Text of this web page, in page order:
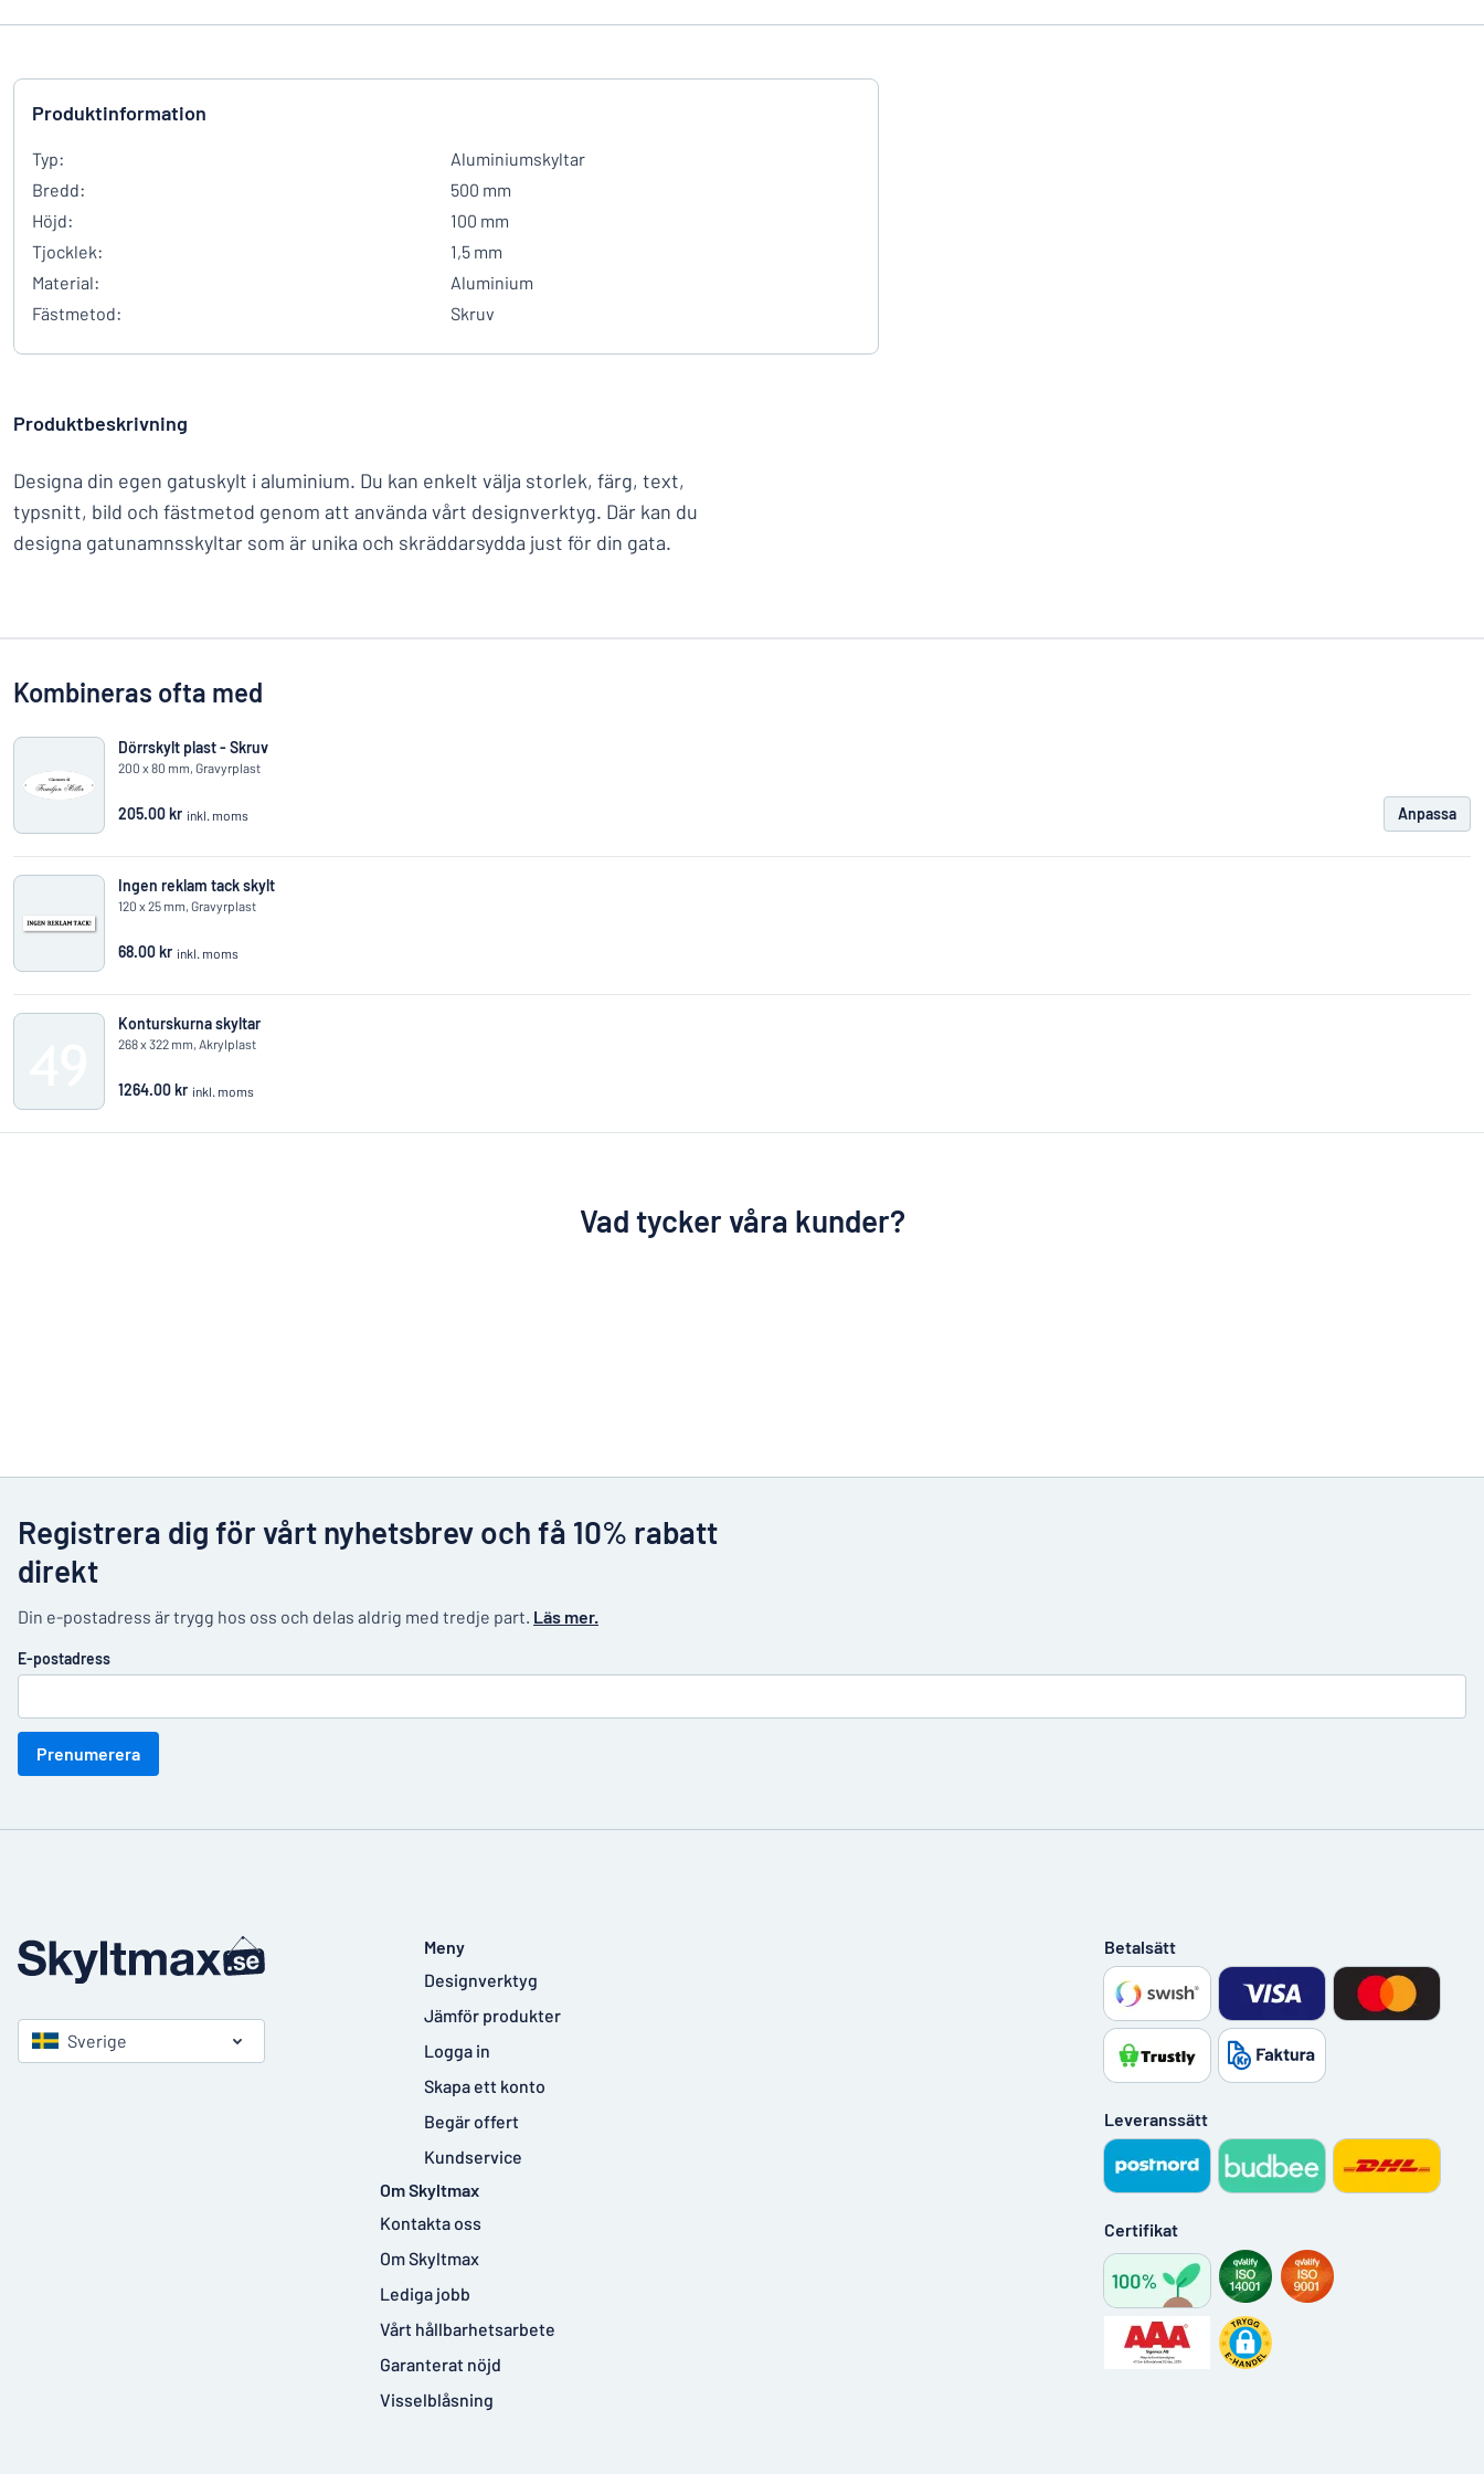
Produktinformation
Typ:
Aluminiumskyltar
Bredd:
500 mm
Höjd:
100 mm
Tjocklek:
1,5 mm
Material:
Aluminium
Fästmetod:
Skruv
Produktbeskrivning
Designa din egen gatuskylt i aluminium. Du kan enkelt välja storlek, färg, text,
typsnitt, bild och fästmetod genom att använda vårt designverktyg. Där kan du
designa gatunamnsskyltar som är unika och skräddarsydda just för din gata.
Kombineras ofta med
Dörrskylt plast - Skruv
200 x 80 mm, Gravyrplast
205.00 kr inkl. moms Anpassa
Ingen reklam tack skylt
120 x 25 mm, Gravyrplast
68.00 kr inkl. moms
Konturskurna skyltar
268 x 322 mm, Akrylplast
1264.00 kr inkl. moms
Vad tycker våra kunder?
Registrera dig för vårt nyhetsbrev och få 10% rabatt
direkt
Din e-postadress är trygg hos oss och delas aldrig med tredje part. Läs mer.
E-postadress
Prenumerera
Sverige
Meny
Designverktyg
Jämför produkter
Logga in
Skapa ett konto
Begär offert
Kundservice
Om Skyltmax
Kontakta oss
Om Skyltmax
Lediga jobb
Vårt hållbarhetsarbete
Garanterat nöjd
Visselblåsning
Betalsätt
Leveranssätt
Certifikat